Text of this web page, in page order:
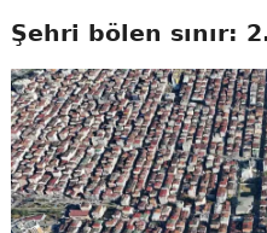
Şehri bölen sınır: